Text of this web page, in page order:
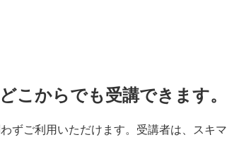
こからでも受講できます。
ずご利用いただけます。受講者は、スキマ